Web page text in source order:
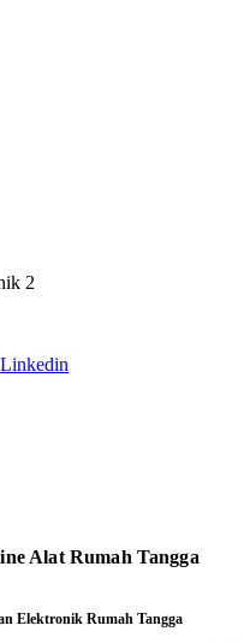
Linkedin
Alat Rumah Tangga
Elektronik Rumah Tangga